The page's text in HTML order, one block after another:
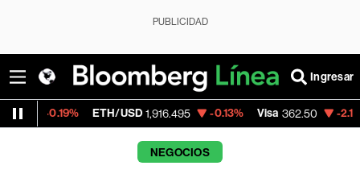
PUBLICIDAD
Ingresar
ETH/USD 1,916.495 -0.13% Visa 362.50 -2.15%
NEGOCIOS